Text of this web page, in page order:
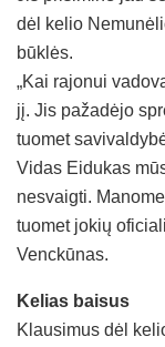
dėl kelio
būklės.
„Kai rajonui
jį. Jis pažadėjo
tuomet
Vidas Eidukas
nesvaigti.
tuomet jokių
Venckūnas.
Kelias baisus
Klausimus dėl